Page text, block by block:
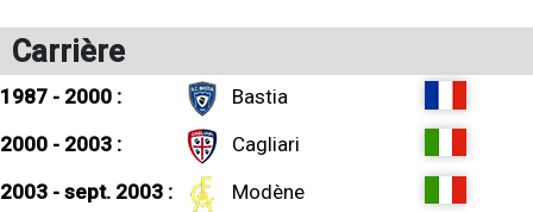
Carrière
1987 - 2000 :
Bastia
2000 - 2003 :
Cagliari
2003 - sept. 2003 :
Modène